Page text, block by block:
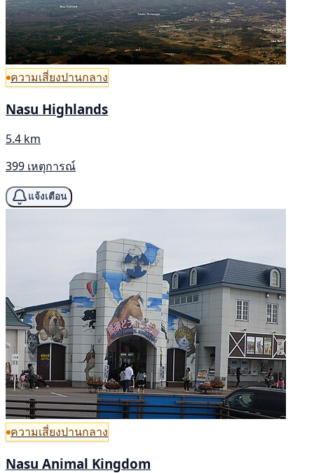
ความเสี่ยงปานกลาง
Nasu Highlands
5.4 km
399 เหตุการณ์
แจ้งเตือน
ความเสี่ยงปานกลาง
Nasu Animal Kingdom